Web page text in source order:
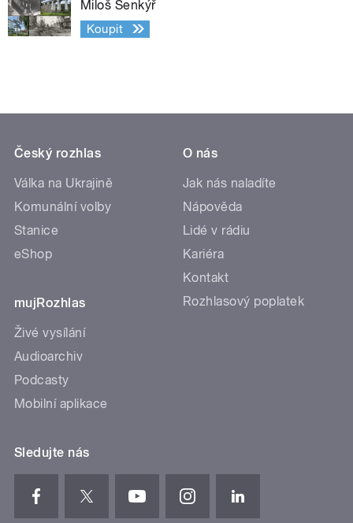
Miloš Šenkýř
Koupit
Český rozhlas
Válka na Ukrajině
Komunální volby
Stanice
eShop
mujRozhlas
Živé vysílání
Audioarchiv
Podcasty
Mobilní aplikace
O nás
Jak nás naladíte
Nápověda
Lidé v rádiu
Kariéra
Kontakt
Rozhlasový poplatek
Sledujte nás